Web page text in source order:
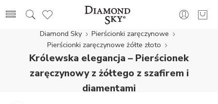
Diamond Sky
Pierścionki zaręczynowe
Pierścionki zaręczynowe żółte złoto
Królewska elegancja – Pierścionek
zaręczynowy z żółtego z szafirem i
diamentami